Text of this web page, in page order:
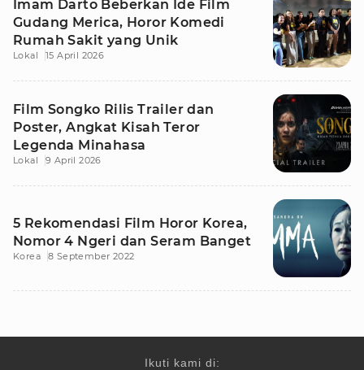
Imam Darto Beberkan Ide Film
Gudang Merica, Horor Komedi
Rumah Sakit yang Unik
Lokal 15 April 2026
Film Songko Rilis Trailer dan
Poster, Angkat Kisah Teror
Legenda Minahasa
Lokal 9 April 2026
5 Rekomendasi Film Horor Korea,
Nomor 4 Ngeri dan Seram Banget
Korea 8 September 2022
Ikuti kami di: